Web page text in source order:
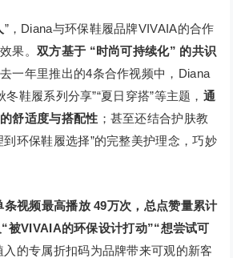
”，Diana与环保鞋履品牌VIVAIA的合作
果。双方基于 “时尚可持续化” 的共识
一年里推出的4条合作视频中，Diana
鞋履系列分享”“夏日穿搭”等主题， 通
舒适度与搭配性 ；甚至还结合护肤教
到环保鞋履选择”的完整美护理念，巧妙
条视频最高播放 49万次，总点赞量累计
被VIVAIA的环保设计打动”“想尝试可
入的专属折扣码为品牌带来可观的新客